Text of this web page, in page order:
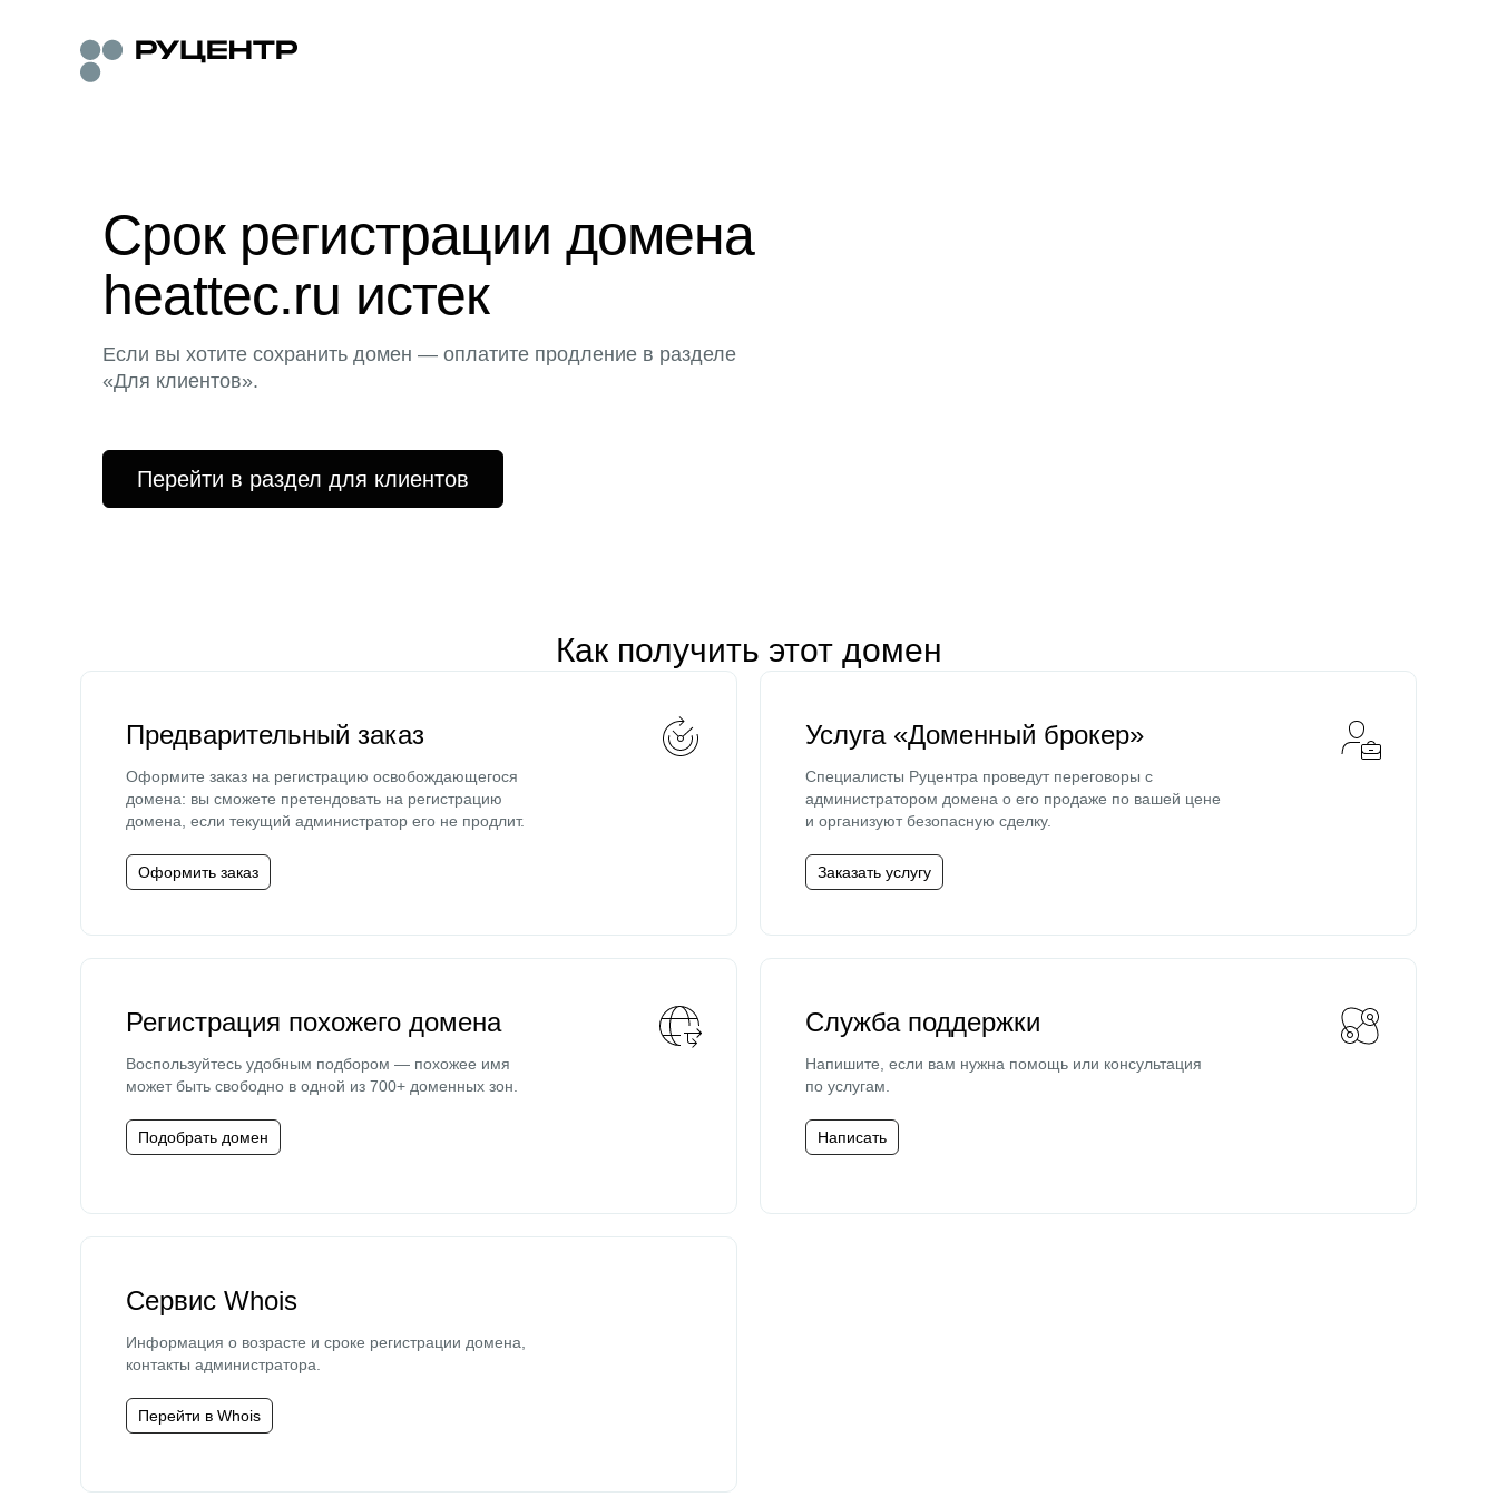
Срок регистрации домена
heattec.ru истек
Если вы хотите сохранить домен — оплатите продление в разделе
«Для клиентов».
Перейти в раздел для клиентов
Как получить этот домен
Предварительный заказ
Оформите заказ на регистрацию освобождающегося
домена: вы сможете претендовать на регистрацию
домена, если текущий администратор его не продлит.
Оформить заказ
Услуга «Доменный брокер»
Специалисты Руцентра проведут переговоры с
администратором домена о его продаже по вашей цене
и организуют безопасную сделку.
Заказать услугу
Регистрация похожего домена
Воспользуйтесь удобным подбором — похожее имя
может быть свободно в одной из 700+ доменных зон.
Подобрать домен
Служба поддержки
Напишите, если вам нужна помощь или консультация
по услугам.
Написать
Сервис Whois
Информация о возрасте и сроке регистрации домена,
контакты администратора.
Перейти в Whois